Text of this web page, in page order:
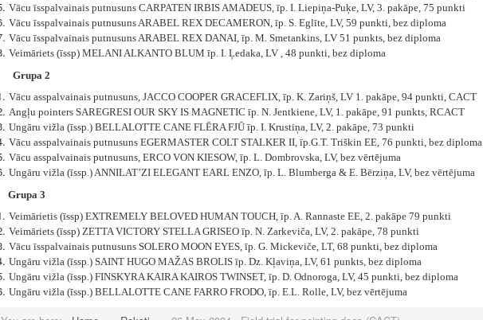
Vācu īsspalvainais putnusuns CARPATEN IRBIS AMADEUS, īp. I. Liepiņa-Puķe, LV, 3. pakāpe, 75 punkti
Vācu īsspalvainais putnusuns ARABEL REX DECAMERON, īp. S. Eglīte, LV, 59 punkti, bez diploma
Vācu īsspalvainais putnusuns ARABEL REX DANAI, īp. M. Smetankins, LV 51 punkts, bez diploma
Veimāriets (īssp) MELANI ALKANTO BLUM īp. I. Ļedaka, LV , 48 punkti, bez diploma
Grupa 2
Vācu asspalvainais putnusuns, JACCO COOPER GRACEFLIX, īp. K. Zariņš, LV 1. pakāpe, 94 punkti, CACT
Angļu pointers SAREGRESI OUR SKY IS MAGNETIC īp. N. Jentkiene, LV, 1. pakāpe, 91 punkts, RCACT
Ungāru vižla (īssp.) BELLALOTTE CANE FLĒRA FJŪ īp. I. Krustiņa, LV, 2. pakāpe, 73 punkti
Vācu asspalvainais putnusuns EGERMASTER COLT STALKER II, īp.G.T. Triškin EE, 76 punkti, bez diploma
Vācu asspalvainais putnusuns, ERCO VON KIESOW, īp. L. Dombrovska, LV, bez vērtējuma
Ungāru vižla (īssp.) ANNILAT’ZI ELEGANT EARL ENZO, īp. L. Blumberga & E. Bērziņa, LV, bez vērtējuma
Grupa 3
Veimārietis (īssp) EXTREMELY BELOVED HUMAN TOUCH, īp. A. Rannaste EE, 2. pakāpe 79 punkti
Veimāriets (īssp) ZETTA VICTORY STELLA GRISEO īp. N. Zarkeviča, LV, 2. pakāpe, 78 punkti
Vācu īsspalvainais putnusuns SOLERO MOON EYES, īp. G. Mickeviče, LT, 68 punkti, bez diploma
Ungāru vižla (īssp.) SAINT HUGO MAŽAS BROLIS īp. Dz. Kļaviņa, LV, 61 punkts, bez diploma
Ungāru vižla (īssp.) FINSKYRA KAIRA KAIROS TWINSET, īp. D. Odnoroga, LV, 45 punkti, bez diploma
Ungāru vižla (īssp.) BELLALOTTE CANE FARRO FRODO, īp. E.L. Rolle, LV, bez vērtējuma